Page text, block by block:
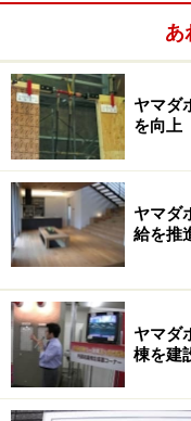
また、ニーズを把握
まいづくりのカギを
営業担当者に求めら
いるようでありなが
をする上では奥さん
ケースもあります。
夫婦や家族の間で
の。全てのニーズ
者には求められる
そのようなケースバ
あ
ヤマダ
を向上
ヤマダ
給を推
ヤマダ
棟を建